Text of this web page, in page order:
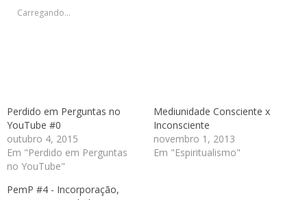
janela) janela)
Carregando...
Perdido em Perguntas no
YouTube #0
outubro 4, 2015
Em "Perdido em Perguntas
no YouTube"
Mediunidade Consciente x
Inconsciente
novembro 1, 2013
Em "Espiritualismo"
PemP #4 - Incorporação,